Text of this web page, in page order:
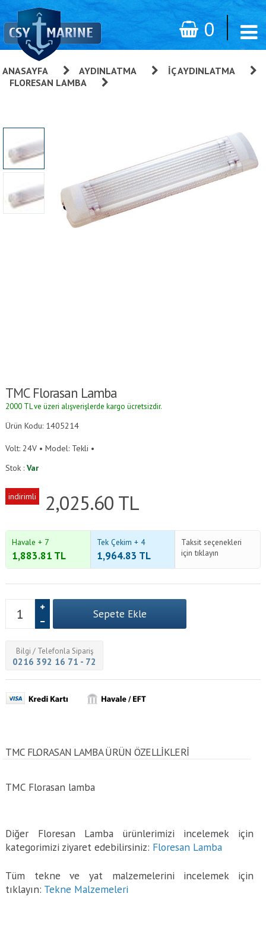
0
ANASAYFA »AYDINLATMA
İÇ AYDINLATMA
FLORESAN LAMBA
TMC Florasan Lamba
2000 TL ve üzeri alışverişlerde kargo ücretsizdir.
Ürün Kodu: 1405214
Volt: 24V • Model: Tekli •
Stok :Var
indirimli 2,025.60 TL
Havale + 7
1,883.81 TL
Tek Çekim + 4
1,964.83 TL
Taksit seçenekleri
için tıklayın
Bilgi / Telefonla Sipariş
0216 392 16 71 - 72
TMC FLORASAN LAMBA ÜRÜN ÖZELLİKLERİ
TMC Florasan lamba
Diğer Floresan Lamba ürünlerimizi incelemek için
kategorimizi ziyaret edebilirsiniz: Floresan Lamba
Tüm tekne ve yat malzemelerini incelemek için
tıklayın: Tekne Malzemeleri